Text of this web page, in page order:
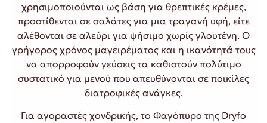
χρησιμοποιούνται ως βάση για θρεπτικές κρέμες,
προστίθενται σε σαλάτες για μια τραγανή υφή, είτε
αλέθονται σε αλεύρι για ψήσιμο χωρίς γλουτένη. Ο
γρήγορος χρόνος μαγειρέματος και η ικανότητά τους
να απορροφούν γεύσεις τα καθιστούν πολύτιμο
συστατικό για μενού που απευθύνονται σε ποικίλες
διατροφικές ανάγκες.
Για αγοραστές χονδρικής, το Φαγόπυρο της Dryfo